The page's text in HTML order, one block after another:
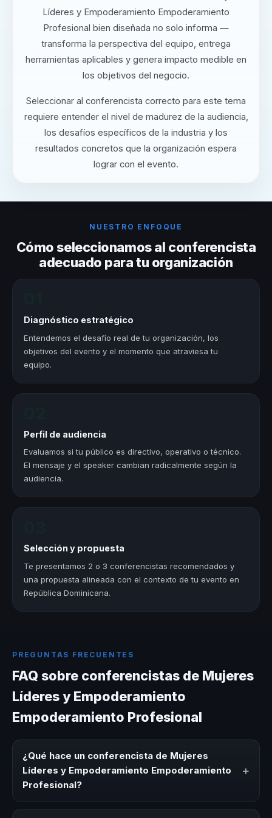
Líderes y Empoderamiento Empoderamiento
Profesional bien diseñada no solo informa —
transforma la perspectiva del equipo, entrega
herramientas aplicables y genera impacto medible en
los objetivos del negocio.
Seleccionar al conferencista correcto para este tema
requiere entender el nivel de madurez de la audiencia,
los desafíos específicos de la industria y los
resultados concretos que la organización espera
lograr con el evento.
NUESTRO ENFOQUE
Cómo seleccionamos al conferencista
adecuado para tu organización
Diagnóstico estratégico
Entendemos el desafío real de tu organización, los
objetivos del evento y el momento que atraviesa tu
equipo.
Perfil de audiencia
Evaluamos si tu público es directivo, operativo o técnico.
El mensaje y el speaker cambian radicalmente según la
audiencia.
Selección y propuesta
Te presentamos 2 o 3 conferencistas recomendados y
una propuesta alineada con el contexto de tu evento en
República Dominicana.
PREGUNTAS FRECUENTES
FAQ sobre conferencistas de Mujeres
Líderes y Empoderamiento
Empoderamiento Profesional
¿Qué hace un conferencista de Mujeres
Líderes y Empoderamiento Empoderamiento
Profesional?
+